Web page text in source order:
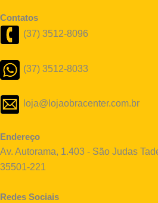
Contatos
(37) 3512-8096
(37) 3512-8033
loja@lojaobracenter.com.br
Endereço
Av. Autorama, 1.403 - São Judas
35501-221
Redes Sociais